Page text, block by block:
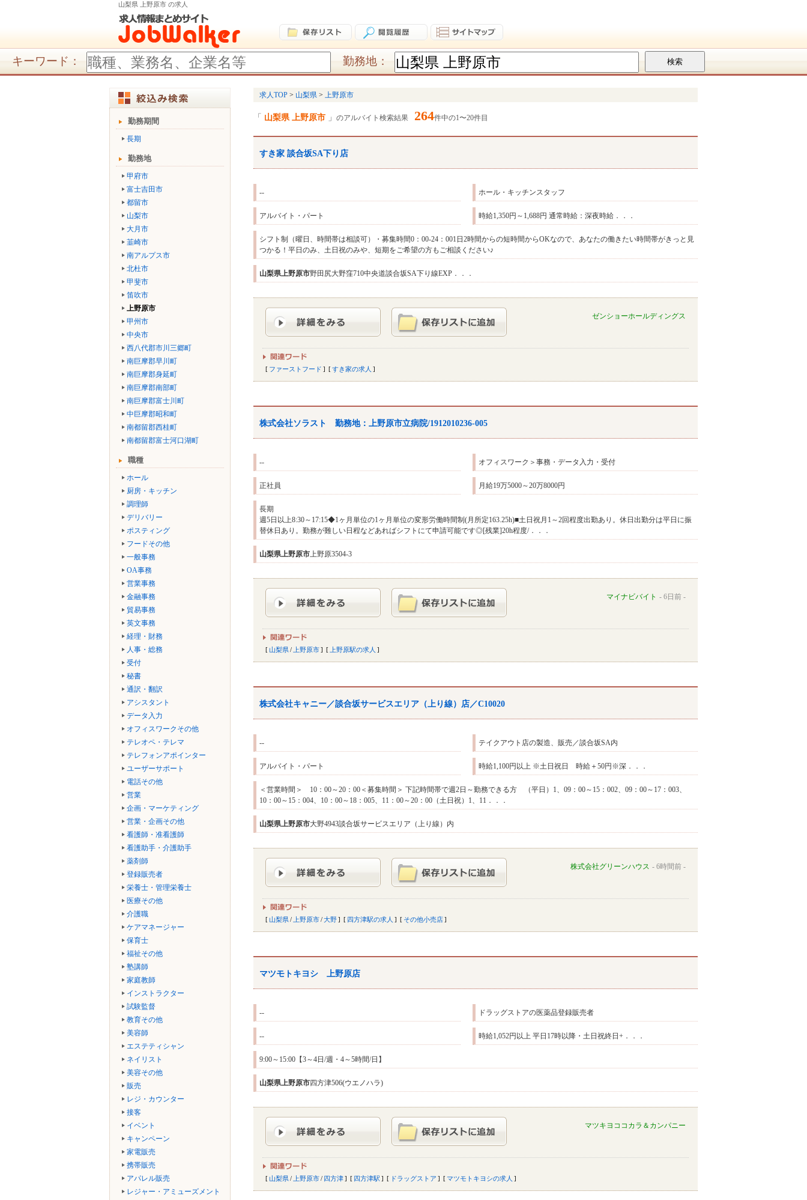
山梨県 上野原市 の求人
キーワード： 勤務地：
勤務期間
長期
勤務地
甲府市
富士吉田市
都留市
山梨市
大月市
韮崎市
南アルプス市
北杜市
甲斐市
笛吹市
上野原市
甲州市
中央市
西八代郡市川三郷町
南巨摩郡早川町
南巨摩郡身延町
南巨摩郡南部町
南巨摩郡富士川町
中巨摩郡昭和町
南都留郡西桂町
南都留郡富士河口湖町
職種
ホール
厨房・キッチン
調理師
デリバリー
ポスティング
フードその他
一般事務
OA事務
営業事務
金融事務
貿易事務
英文事務
経理・財務
人事・総務
受付
秘書
通訳・翻訳
アシスタント
データ入力
オフィスワークその他
テレオペ・テレマ
テレフォンアポインター
ユーザーサポート
電話その他
営業
企画・マーケティング
営業・企画その他
看護師・准看護師
看護助手・介護助手
薬剤師
登録販売者
栄養士・管理栄養士
医療その他
介護職
ケアマネージャー
保育士
福祉その他
塾講師
家庭教師
インストラクター
試験監督
教育その他
美容師
エステティシャン
ネイリスト
美容その他
販売
レジ・カウンター
接客
イベント
キャンペーン
家電販売
携帯販売
アパレル販売
レジャー・アミューズメント
求人TOP 山梨県 上野原市
山梨県 上野原市 のアルバイト検索結果 264件中の1〜20件目
すき家 談合坂SA下り店
-- ホール・キッチンスタッフ
アルバイト・パート 時給1,350円～1,688円 通常時給：深夜時給．．．
シフト制（曜日、時間帯は相談可）・募集時間0：00‐24：001日2時間からの短時間からOKなので、あなたの働きたい時間帯がきっと見
つかる！平日のみ、土日祝のみや、短期をご希望の方もご相談ください♪
山梨県上野原市野田尻大野窪710中央道談合坂SA下り線EXP．．．
ゼンショーホールディングス
ファーストフード すき家の求人
株式会社ソラスト 勤務地：上野原市立病院/1912010236-005
-- オフィスワーク＞事務・データ入力・受付
正社員 月給19万5000～20万8000円
長期
週5日以上8:30～17:15◆1ヶ月単位の1ヶ月単位の変形労働時間制(月所定163.25h)■土日祝月1～2回程度出勤あり。休日出勤分は平日に振
替休日あり。勤務が難しい日程などあればシフトにて申請可能です◎[残業]20h程度/．．．
山梨県上野原市上野原3504-3
マイナビバイト 6日前
山梨県/ 上野原市 上野原駅の求人
株式会社キャニー／談合坂サービスエリア（上り線）店／C10020
-- テイクアウト店の製造、販売／談合坂SA内
アルバイト・パート 時給1,100円以上 ※土日祝日 時給＋50円※深．．．
＜営業時間＞ 10：00～20：00＜募集時間＞ 下記時間帯で週2日～勤務できる方 （平日）1、09：00～15：002、09：00～17：003、
10：00～15：004、10：00～18：005、11：00～20：00（土日祝）1、11．．．
山梨県上野原市大野4943談合坂サービスエリア（上り線）内
株式会社グリーンハウス 6時間前
山梨県/ 上野原市/大野 四方津駅の求人 その他小売店
マツモトキヨシ 上野原店
-- ドラッグストアの医薬品登録販売者
-- 時給1,052円以上 平日17時以降・土日祝終日+．．．
9:00～15:00【3～4日/週・4～5時間/日】
山梨県上野原市四方津506(ウエノハラ)
マツキヨココカラ＆カンパニー
山梨県/ 上野原市/ 四方津 四方津駅 ドラッグストア マツモトキヨシの求人